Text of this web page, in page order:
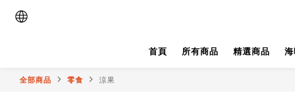
首頁 所有商品 精選商品
全部商品 零食 涼果